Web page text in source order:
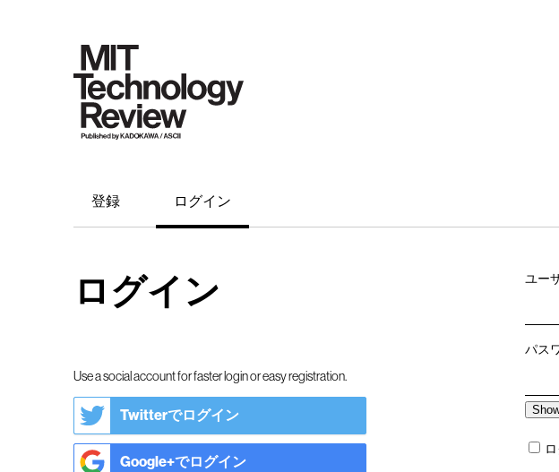
登録 ログイン
ログイン
Use a social account for faster login or easy registration.
Twitterでログイン
Google+でログイン
ユー
パス